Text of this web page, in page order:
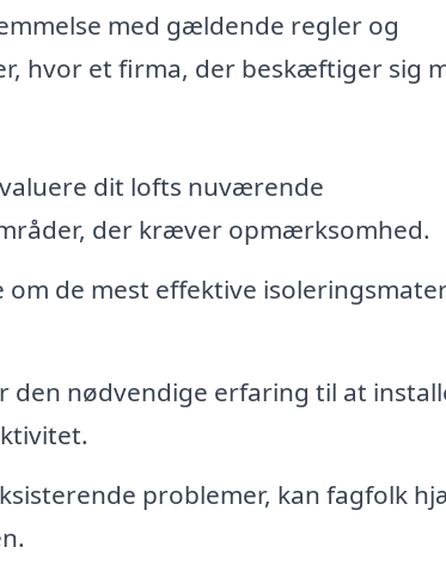
med gældende regler og
hvor et firma, der beskæftiger sig
dit lofts nuværende
der kræver opmærksomhed.
om de mest effektive
den nødvendige erfaring til at
problemer, kan fagfolk